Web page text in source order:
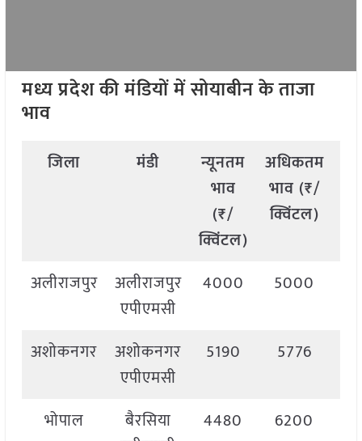
मध्य प्रदेश की मंडियों में सोयाबीन के ताजा
भाव
जिला मंडी
न्यूनतम
भाव
(₹/
क्विंटल)
अधिकतम
भाव (₹/
क्विंटल)
अलीराजपुर
अलीराजपुर
एपीएमसी
4000 5000
अशोकनगर
अशोकनगर
एपीएमसी
5190 5776
भोपाल
बैरसिया
4480 6200